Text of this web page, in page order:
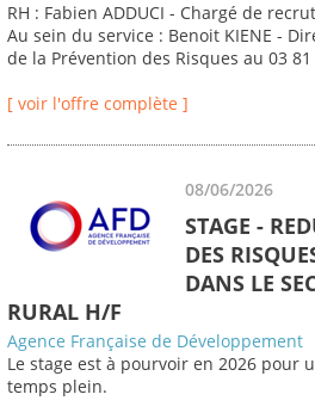
RH : Fabien ADDUCI - Chargé de
Au sein du service : Benoit KIENE -
de la Prévention des Risques au 03 81
[ voir l'offre complète ]
08/06/2026
STAGE -
DES
DANS LE
RURAL H/F
Agence Française de Développement
Le stage est à pourvoir en 2026 pour
temps plein.